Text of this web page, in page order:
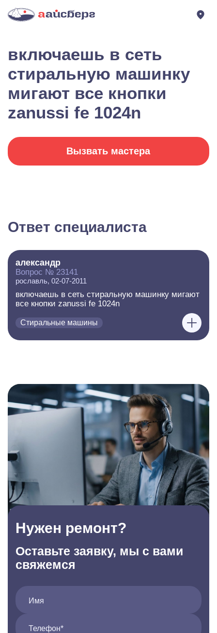
включаешь в сеть
стиральную машинку
мигают все кнопки
zanussi fe 1024n
Вызвать мастера
Ответ специалиста
александр
Вопрос № 23141
рославль, 02-07-2011
включаешь в сеть стиральную машинку мигают
все кнопки zanussi fe 1024n
Стиральные машины
Нужен ремонт?
Оставьте заявку, мы с вами
свяжемся
Имя
Телефон*